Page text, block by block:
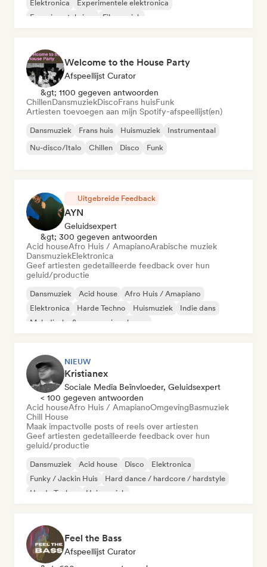
Elektronica
Experimentele elektronica
Experimentele jazz
Filmmuziek
Welcome to the House Party
Afspeellijst Curator
&gt; 1100 gegeven antwoorden
ChillenDansmuziekDiscoFrans huisFunk
Artiesten toevoegen aan mijn Spotify-afspeellijst(en)
Dansmuziek Frans huis Huismuziek
Instrumentaal
Nu-disco/Italo
Chillen Disco Funk
Uitgebreide Feedback
AYN
Geluidsexpert
&gt; 300 gegeven antwoorden
Acid houseAfro Huis / AmapianoArabische muziek
DansmuziekElektronica
Geef artiesten gedetailleerde feedback over hun
geluid/productie
Dansmuziek Acid house
Afro Huis / Amapiano
Elektronica
Harde Techno Huismuziek
Indie dans
Melodische & progressieve house
NIEUW
Kristianex
Sociale Media Beïnvloeder, Geluidsexpert
< 100 gegeven antwoorden
Acid houseAfro Huis / AmapianoOmgevingBasmuziek
Chill House
Maak impactvolle posts of reels over artiesten
Geef artiesten gedetailleerde feedback over hun
geluid/productie
Dansmuziek Acid house Disco
Elektronica
Funky / Jackin Huis
Hard dance / hardcore / hardstyle
Harde Techno
Huismuziek
Feel the Bass
Afspeellijst Curator